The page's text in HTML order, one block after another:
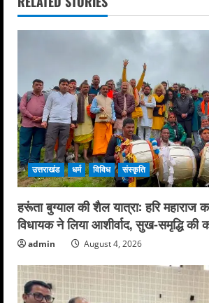
उत्तराखंड धर्म विविध संस्कृति
हरूंता बुग्याल की शैल यात्रा: हरि महाराज
विधायक ने लिया आशीर्वाद, सुख-समृद्धि की
admin August 4, 2026